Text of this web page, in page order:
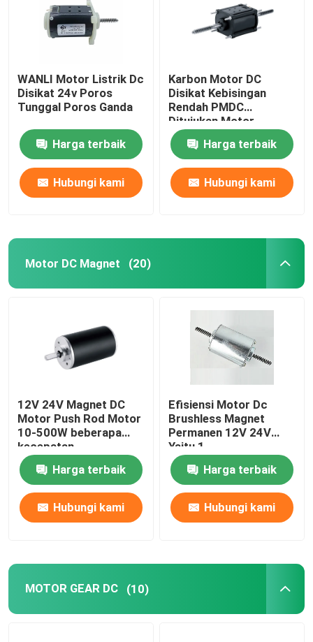
Produk
Tentang kami
Tur Pabrik
Kontrol kualitas
Hubungi kami
Motor DC disikat
WANLI Motor Listrik Dc
Disikat 24v Poros
Tunggal Poros Ganda
Harga terbaik
Hubungi kami
Karbon Motor DC
Disikat Kebisingan
Rendah PMDC
Ditujukan Motor
12/24V
Harga terbaik
Hubungi kami
Motor DC Magnet (20)
12V 24V Magnet DC
Motor Push Rod Motor
10-500W beberapa
kecepatan
Harga terbaik
Hubungi kami
Efisiensi Motor Dc
Brushless Magnet
Permanen 12V 24V
Yaitu 1
Harga terbaik
Hubungi kami
MOTOR GEAR DC (10)